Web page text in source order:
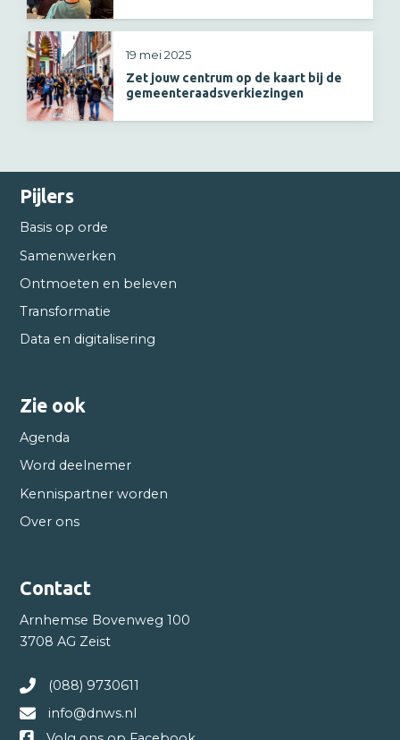
Zet jouw centrum op de kaart bij de
gemeenteraadsverkiezingen
19 mei 2025
Pijlers
Basis op orde
Samenwerken
Ontmoeten en beleven
Transformatie
Data en digitalisering
Zie ook
Agenda
Word deelnemer
Kennispartner worden
Over ons
Contact
Arnhemse Bovenweg 100
3708 AG Zeist
(088) 9730611
info@dnws.nl